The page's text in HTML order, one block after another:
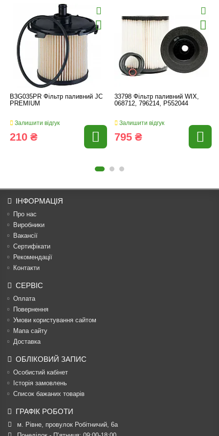
B3G035PR Фільтр паливний JC
PREMIUM
Залишити відгук
210 ₴
33798 Фільтр паливний WIX,
068712, 796214, P552044
Залишити відгук
795 ₴
ІНФОРМАЦІЯ
Про нас
Виробники
Вакансії
Сертифікати
Рекомендації
Контакти
СЕРВІС
Оплата
Повернення
Умови користування сайтом
Мапа сайту
Доставка
ОБЛІКОВИЙ ЗАПИС
Особистий кабінет
Історія замовлень
Список бажаних товарів
ГРАФІК РОБОТИ
м. Рівне, провулок Робітничий, 6а